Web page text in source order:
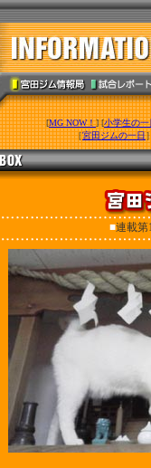
[MG NOW！] [小学生の一
［宮田ジムの一日
■連載第